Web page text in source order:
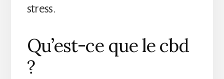
stress.
Qu’est-ce que le cbd
?